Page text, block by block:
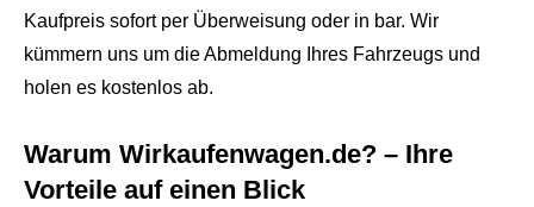
Kaufpreis sofort per Überweisung oder in bar. Wir
kümmern uns um die Abmeldung Ihres Fahrzeugs und
holen es kostenlos ab.
Warum Wirkaufenwagen.de? – Ihre
Vorteile auf einen Blick